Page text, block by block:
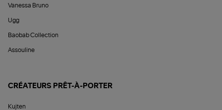
Vanessa Bruno
Ugg
Baobab Collection
Assouline
CRÉATEURS PRÊT-À-PORTER
Kujten